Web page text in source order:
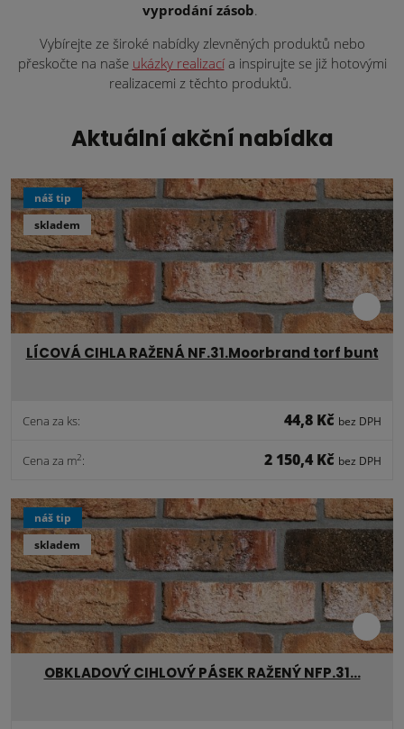
vyprodání zásob.
Vybírejte ze široké nabídky zlevněných produktů nebo
přeskočte na naše ukázky realizacía inspirujte se již hotovými
realizacemi z těchto produktů.
Aktuální akční nabídka
LÍCOVÁ CIHLA RAŽENÁ NF.31.Moorbrand torf bunt
Cena za ks: 44,8 Kč bez DPH
Cena za m2: 2 150,4 Kč bez DPH
náš tip
skladem
OBKLADOVÝ CIHLOVÝ PÁSEK RAŽENÝ NFP.31…
náš tip
skladem